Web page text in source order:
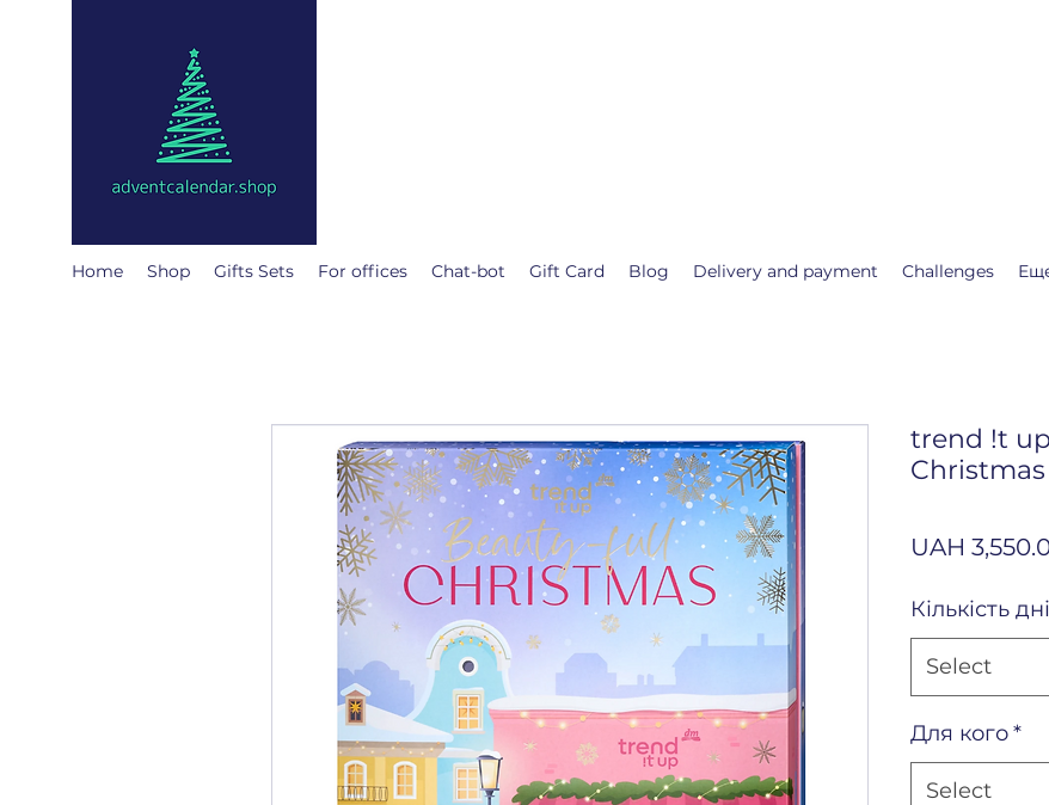
Home Shop Gifts Sets For offices Chat-bot Gift Card Blog Delivery and payment Challenges
trend !t
UAH
Кількість
Select
Для кого*
Select